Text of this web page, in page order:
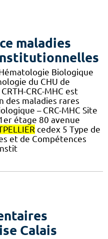
maladies
Biologique
du CHU de
CRC-MHC est
des maladies rares
– CRC-MHC Site
étage 80 avenue
cedex 5 Type de
et de Compétences
Calais